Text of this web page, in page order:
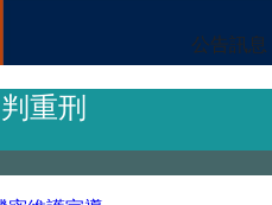
公告訊息
重刑